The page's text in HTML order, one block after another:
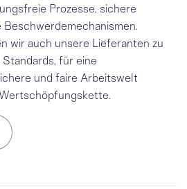
Prozesse, sichere
wir auch unsere Lieferanten zu
für eine
und faire Arbeitswelt